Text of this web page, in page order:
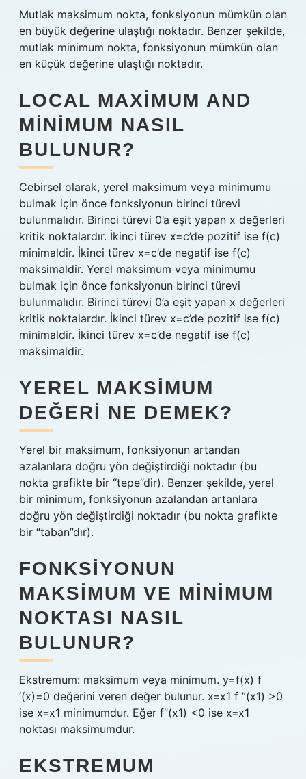
Mutlak maksimum nokta, fonksiyonun mümkün olan
en büyük değerine ulaştığı noktadır. Benzer şekilde,
mutlak minimum nokta, fonksiyonun mümkün olan
en küçük değerine ulaştığı noktadır.
LOCAL MAXIMUM AND
MINIMUM NASIL
BULUNUR?
Cebirsel olarak, yerel maksimum veya minimumu
bulmak için önce fonksiyonun birinci türevi
bulunmalıdır. Birinci türevi 0’a eşit yapan x değerleri
kritik noktalardır. İkinci türev x=c’de pozitif ise f(c)
minimaldir. İkinci türev x=c’de negatif ise f(c)
maksimaldir. Yerel maksimum veya minimumu
bulmak için önce fonksiyonun birinci türevi
bulunmalıdır. Birinci türevi 0’a eşit yapan x değerleri
kritik noktalardır. İkinci türev x=c’de pozitif ise f(c)
minimaldir. İkinci türev x=c’de negatif ise f(c)
maksimaldir.
YEREL MAKSIMUM
DEĞERI NE DEMEK?
Yerel bir maksimum, fonksiyonun artandan
azalanlara doğru yön değiştirdiği noktadır (bu
nokta grafikte bir “tepe”dir). Benzer şekilde, yerel
bir minimum, fonksiyonun azalandan artanlara
doğru yön değiştirdiği noktadır (bu nokta grafikte
bir “taban”dır).
FONKSIYONUN
MAKSIMUM VE MINIMUM
NOKTASI NASIL
BULUNUR?
Ekstremum: maksimum veya minimum. y=f(x) f
‘(x)=0 değerini veren değer bulunur. x=x1 f ”(x1) >0
ise x=x1 minimumdur. Eğer f”(x1) <0 ise x=x1
noktası maksimumdur.
EKSTREMUM